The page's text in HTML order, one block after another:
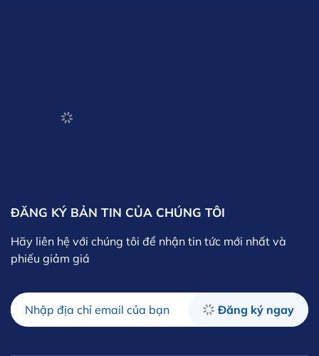
ĐĂNG KÝ BẢN TIN CỦA CHÚNG TÔI
Hãy liên hệ với chúng tôi để nhận tin tức mới nhất và
phiếu giảm giá